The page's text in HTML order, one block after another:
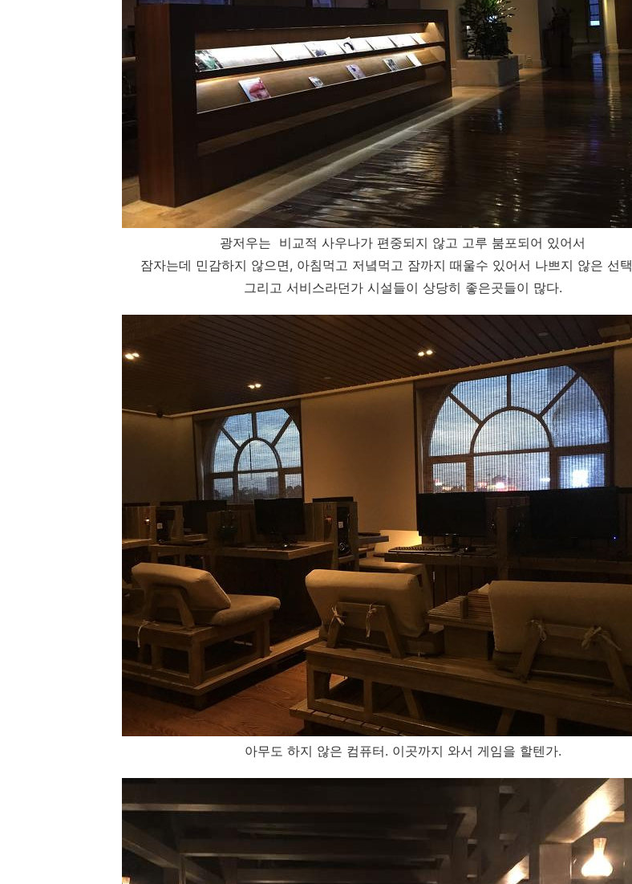
광저우는 비교적 사우나가 편중되지 않고 고루 붐포되어 있어서
잠자는데 민감하지 않으면, 아침먹고 저녘먹고 잠까지 때울수 있어서 나쁘지 않은 선
그리고 서비스라던가 시설들이 상당히 좋은곳들이 많다.
아무도 하지 않은 컴퓨터. 이곳까지 와서 게임을 할텐가.